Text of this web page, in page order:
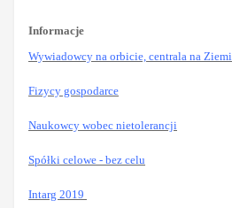
Informacje
Wywiadowcy na orbicie, centrala na Ziemi
Fizycy gospodarce
Naukowcy wobec nietolerancji
Spółki celowe - bez celu
Intarg 2019